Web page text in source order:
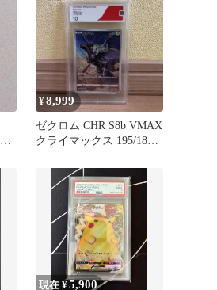
¥8,999
ゼクロム CHR S8b VMAX
クライマックス 195/184
現在 ¥5,900